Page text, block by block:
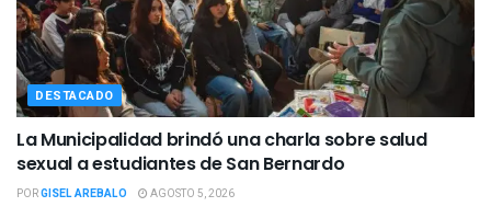
DESTACADO
La Municipalidad brindó una charla sobre salud
sexual a estudiantes de San Bernardo
PORGISEL AREBALO AGOSTO 5, 2026